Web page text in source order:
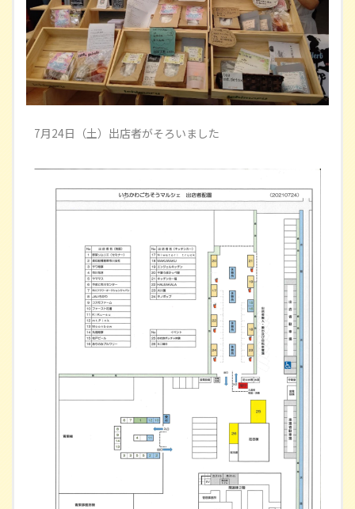
7月24日（土）出店者がそろいました